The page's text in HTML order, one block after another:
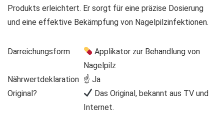
Produkts erleichtert. Er sorgt für eine präzise Dosierung
und eine effektive Bekämpfung von Nagelpilzinfektionen.
Darreichungsform
Applikator zur Behandlung von
Nagelpilz
Nährwertdeklaration ☝ Ja
Original?
Das Original, bekannt aus TV und
Internet.